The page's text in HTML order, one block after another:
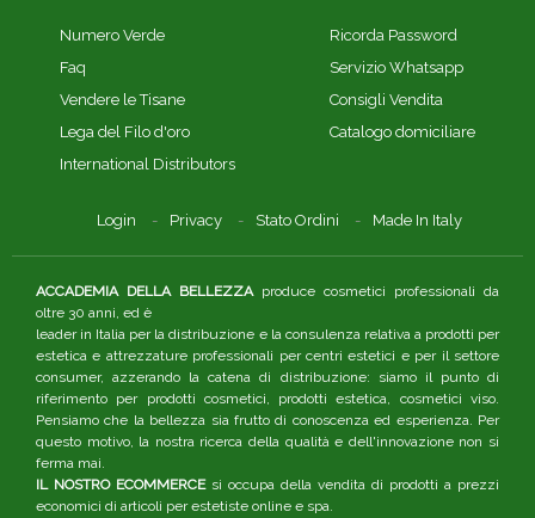
Numero Verde
Faq
Vendere le Tisane
Lega del Filo d'oro
International Distributors
Ricorda Password
Servizio Whatsapp
Consigli Vendita
Catalogo domiciliare
Login Privacy Stato Ordini Made In Italy
ACCADEMIA DELLA BELLEZZAproduce cosmetici professionali da
oltre 30 anni, ed è
leader in Italia per la distribuzione e la consulenza relativa a prodotti per
estetica e attrezzature professionali per centri estetici e per il settore
consumer, azzerando la catena di distribuzione: siamo il punto di
riferimento per prodotti cosmetici, prodotti estetica, cosmetici viso.
Pensiamo che la bellezza sia frutto di conoscenza ed esperienza. Per
questo motivo, la nostra ricerca della qualità e dell'innovazione non si
ferma mai.
IL NOSTRO ECOMMERCEsi occupa della vendita di prodotti a prezzi
economici di articoli per estetiste online e spa.